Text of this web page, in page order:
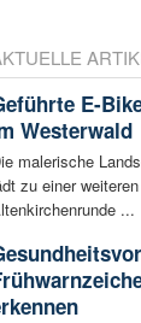
E-
Westerwald
malerische
zu einer
...